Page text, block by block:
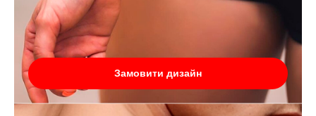
Замовити дизайн